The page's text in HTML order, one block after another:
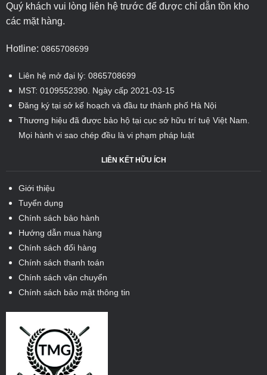
Quý khách vui lòng liên hệ trước để được chỉ dẫn tồn kho
các mặt hàng.
Hotline: 0865708699
Liên hệ mở đại lý: 0865708699
MST: 0109552390. Ngày cấp 2021-03-15
Đăng ký tại sở kế hoạch và đầu tư thành phố Hà Nội
Thương hiệu đã được bảo hộ tại cục sở hữu trí tuệ Việt Nam.
Mọi hành vi sao chép đều là vi phạm pháp luật
LIÊN KẾT HỮU ÍCH
Giới thiệu
Tuyển dụng
Chính sách bảo hành
Hướng dẫn mua hàng
Chính sách đổi hàng
Chính sách thanh toán
Chính sách vận chuyển
Chính sách bảo mật thông tin